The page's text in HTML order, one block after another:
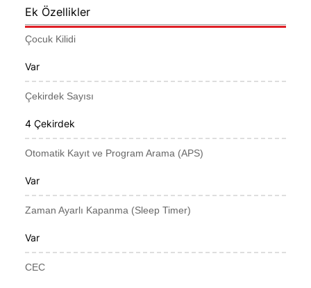
Ek Özellikler
Çocuk Kilidi
Var
Çekirdek Sayısı
4 Çekirdek
Otomatik Kayıt ve Program Arama (APS)
Var
Zaman Ayarlı Kapanma (Sleep Timer)
Var
CEC